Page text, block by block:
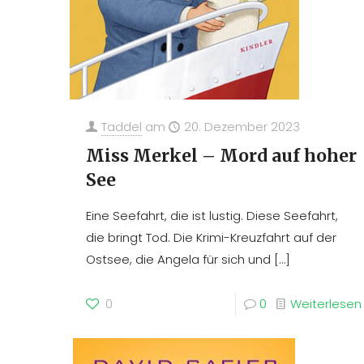
Taddel am 20. Dezember 2023
Miss Merkel – Mord auf hoher
See
Eine Seefahrt, die ist lustig. Diese Seefahrt,
die bringt Tod. Die Krimi-Kreuzfahrt auf der
Ostsee, die Angela für sich und […]
0 0 Weiterlesen